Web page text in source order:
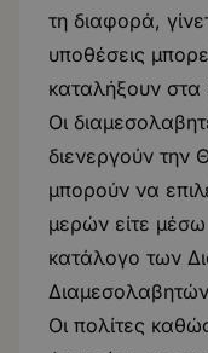
τη διαφορά,
υποθέσεις
καταλήξουν στα
Οι
διενεργούν την
μπορούν να
μερών είτε
κατάλογο των
Οι πολίτες